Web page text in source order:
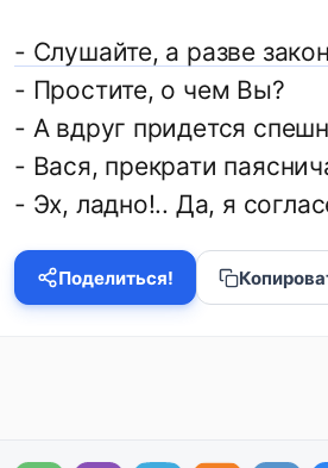
- Слушайте, а разве
- Простите, о чем Вы?
- А вдруг придется
- Вася, прекрати
- Эх, ладно!.. Да, я
Поделиться!